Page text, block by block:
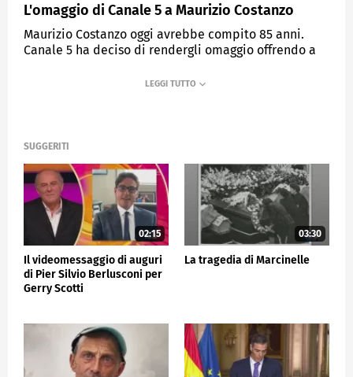
L'omaggio di Canale 5 a Maurizio Costanzo
Maurizio Costanzo oggi avrebbe compito 85 anni.
Canale 5 ha deciso di rendergli omaggio offrendo a
prima serata una puntata-evento trasmessa nel 2001,
MEDIASET
SUGGERITI
02:15
Il videomessaggio di auguri
di Pier Silvio Berlusconi per
Gerry Scotti
03:30
La tragedia di Marcinelle